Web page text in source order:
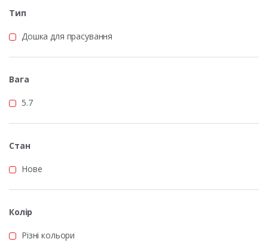
Тип
Дошка для прасування
Вага
5.7
Стан
Нове
Колір
Різні кольори